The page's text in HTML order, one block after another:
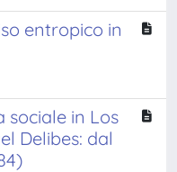
entropico in
sociale in Los
Delibes: dal